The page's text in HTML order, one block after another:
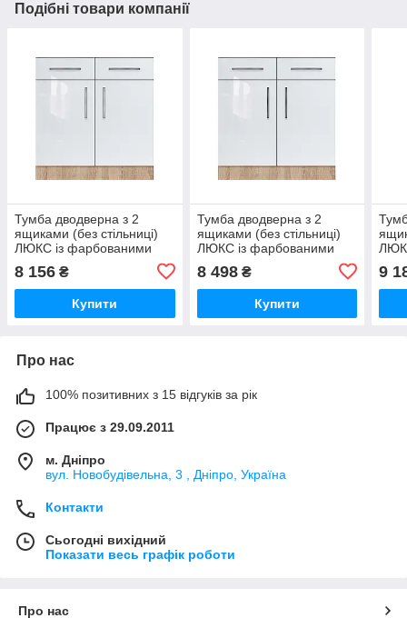
Подібні товари компанії
Тумба дводверна з 2
ящиками (без стільниці)
ЛЮКС із фарбованими
МДФ фасадами ширина
500 МАКСІ-Мібель Дуб
8 156 ₴
Купити
Тумба дводверна з 2
ящиками (без стільниці)
ЛЮКС із фарбованими
МДФ фасадами ширина
600 МАКСІ-Мібель Дуб
8 498₴
Купити
700
9
Про нас
100% позитивних з 15 відгуків за рік
Працює з 29.09.2011
м. Дніпро
вул. Новобудівельна, 3 , Дніпро, Україна
Контакти
Сьогодні вихідний
Показати весь графік роботи
Про нас